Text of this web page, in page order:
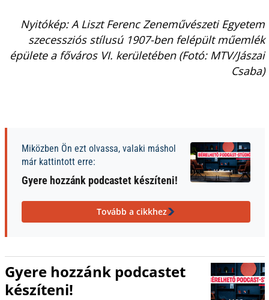
Nyitókép: A Liszt Ferenc Zeneművészeti Egyetem
szecessziós stílusú 1907-ben felépült műemlék
épülete a főváros VI. kerületében (Fotó: MTV/Jászai
Csaba)
Miközben Ön ezt olvassa, valaki máshol
már kattintott erre:
Gyere hozzánk podcastet készíteni!
Tovább a cikkhez
Gyere hozzánk podcastet
készíteni!